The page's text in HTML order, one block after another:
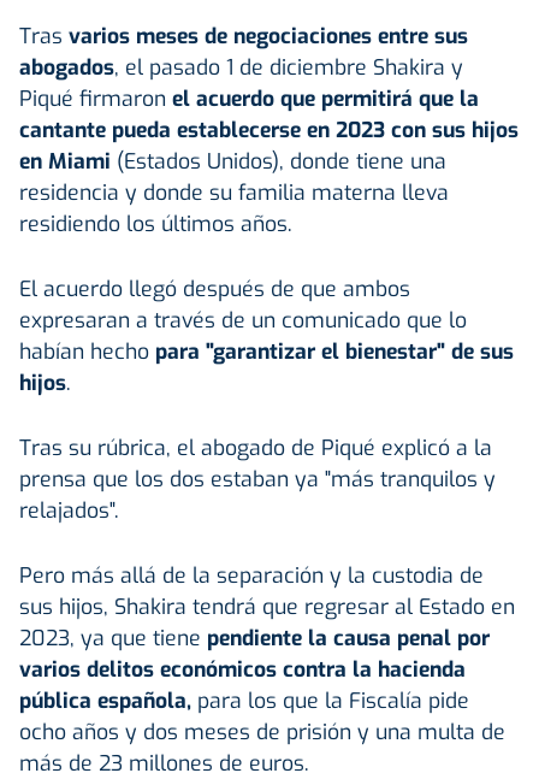
Tras varios meses de negociaciones entre sus
abogados, el pasado 1 de diciembre Shakira y
Piqué firmaron el acuerdo que permitirá que la
cantante pueda establecerse en 2023 con sus hijos
en Miami (Estados Unidos), donde tiene una
residencia y donde su familia materna lleva
residiendo los últimos años.
El acuerdo llegó después de que ambos
expresaran a través de un comunicado que lo
habían hecho para "garantizar el bienestar" de sus
hijos.
Tras su rúbrica, el abogado de Piqué explicó a la
prensa que los dos estaban ya "más tranquilos y
relajados".
Pero más allá de la separación y la custodia de
sus hijos, Shakira tendrá que regresar al Estado en
2023, ya que tiene pendiente la causa penal por
varios delitos económicos contra la hacienda
pública española, para los que la Fiscalía pide
ocho años y dos meses de prisión y una multa de
más de 23 millones de euros.